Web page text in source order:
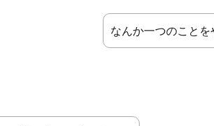
なんか一つのこと